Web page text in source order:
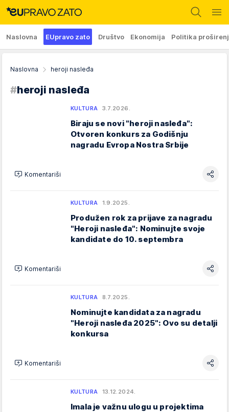
Naslovna EUpravo zato Društvo Ekonomija Politika
Naslovna heroji nasleđa
#heroji nasleđa
KULTURA 3.7.2026.
Biraju se novi "heroji nasleđa":
Otvoren konkurs za Godišnju
nagradu Evropa Nostra Srbije
Komentariši
KULTURA 1.9.2025.
Produžen rok za prijave za nagradu
"Heroji nasleđa": Nominujte svoje
kandidate do 10. septembra
Komentariši
KULTURA 8.7.2025.
Nominujte kandidata za nagradu
"Heroji nasleđa 2025": Ovo su detalji
konkursa
Komentariši
KULTURA 13.12.2024.
Imala je važnu ulogu u projektima